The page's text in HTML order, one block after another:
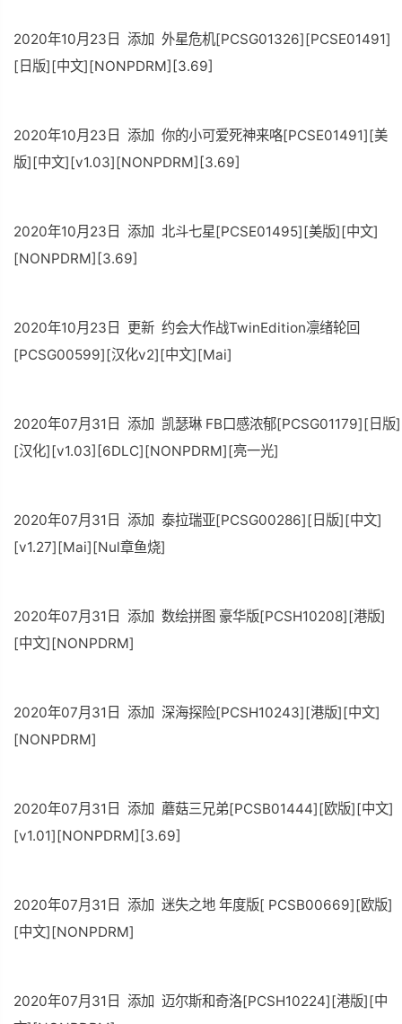
2020年10月23日 添加 外星危机[PCSG01326][PCSE01491]
[日版][中文][NONPDRM][3.69]
2020年10月23日 添加 你的小可爱死神来咯[PCSE01491][美
版][中文][v1.03][NONPDRM][3.69]
2020年10月23日 添加 北斗七星[PCSE01495][美版][中文]
[NONPDRM][3.69]
2020年10月23日 更新 约会大作战TwinEdition凛绪轮回
[PCSG00599][汉化v2][中文][Mai]
2020年07月31日 添加 凯瑟琳 FB口感浓郁[PCSG01179][日版]
[汉化][v1.03][6DLC][NONPDRM][亮一光]
2020年07月31日 添加 泰拉瑞亚[PCSG00286][日版][中文]
[v1.27][Mai][Nul章鱼烧]
2020年07月31日 添加 数绘拼图 豪华版[PCSH10208][港版]
[中文][NONPDRM]
2020年07月31日 添加 深海探险[PCSH10243][港版][中文]
[NONPDRM]
2020年07月31日 添加 蘑菇三兄弟[PCSB01444][欧版][中文]
[v1.01][NONPDRM][3.69]
2020年07月31日 添加 迷失之地 年度版[ PCSB00669][欧版]
[中文][NONPDRM]
2020年07月31日 添加 迈尔斯和奇洛[PCSH10224][港版][中